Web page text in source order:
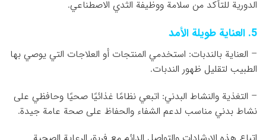
الدورية للتأكد من سلامة ووظيفة الثدي الاصطناعي.
5. العناية طويلة الأمد
– العناية بالندبات: استخدمي المنتجات أو العلاجات التي يوصي بها
الطبيب لتقليل ظهور الندبات.
– التغذية والنشاط البدني: اتبعي نظامًا غذائيًا صحيًا وحافظي على
نشاط بدني مناسب لدعم الشفاء والحفاظ على صحة عامة جيدة.